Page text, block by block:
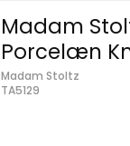
Madam
Porcelæn
Madam Stoltz
TA5129